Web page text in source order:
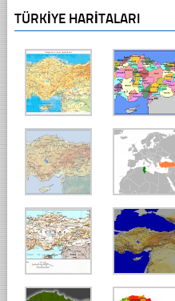
TÜRKIYE HARITALARI